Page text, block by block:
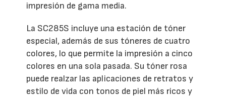
impresión de gama media.
La SC285S incluye una estación de tóner
especial, además de sus tóneres de cuatro
colores, lo que permite la impresión a cinco
colores en una sola pasada. Su tóner rosa
puede realzar las aplicaciones de retratos y
estilo de vida con tonos de piel más ricos y